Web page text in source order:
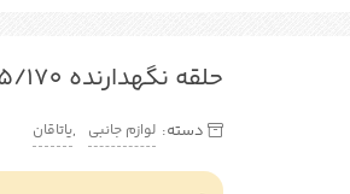
حلقه نگهدارنده SKF FRB 5/170
دسته: لوازم جانبی ,یاتاقان